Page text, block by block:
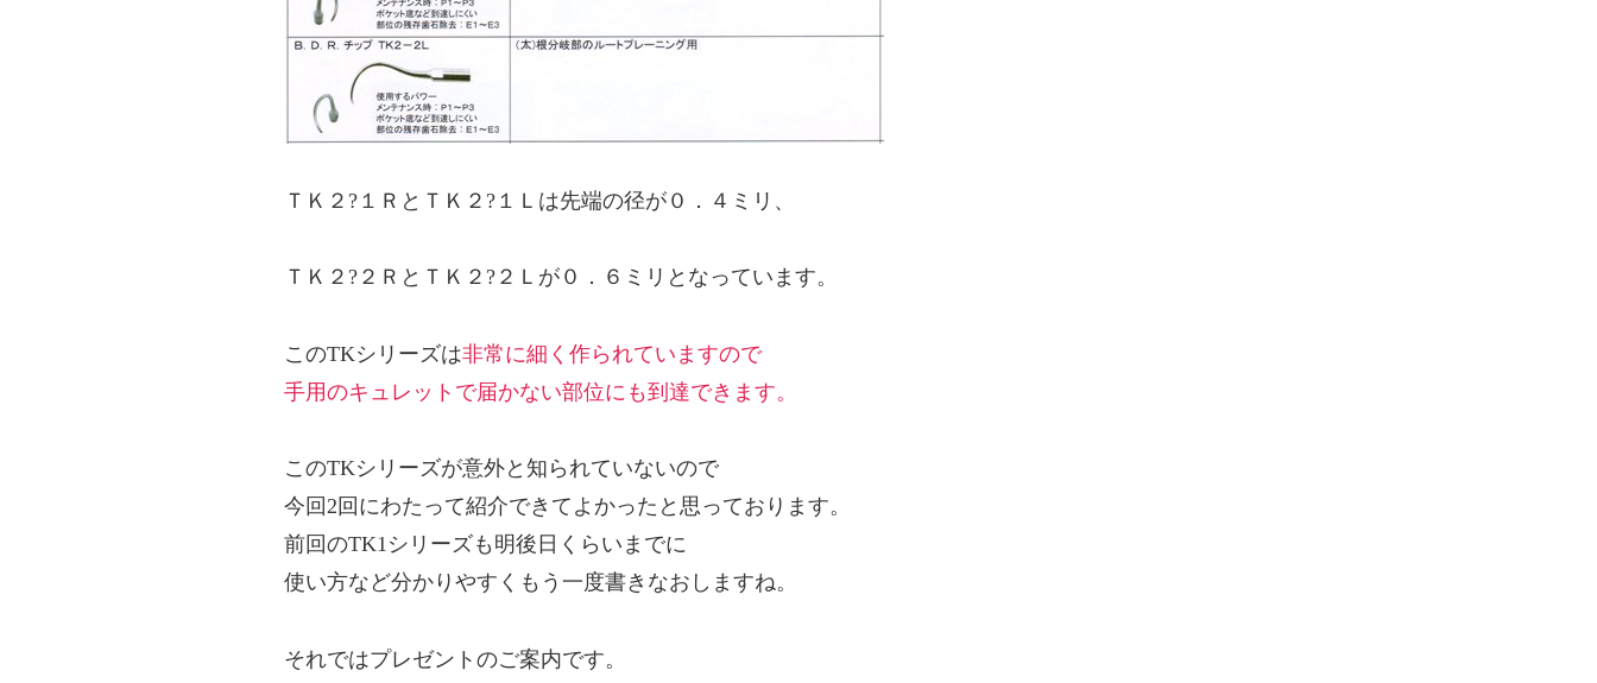
ＴＫ２?１ＲとＴＫ２?１Ｌは先端の径が０．４ミリ、
ＴＫ２?２ＲとＴＫ２?２Ｌが０．６ミリとなっています。
このTKシリーズは非常に細く作られていますので
手用のキュレットで届かない部位にも到達できます。
このTKシリーズが意外と知られていないので
今回2回にわたって紹介できてよかったと思っております。
前回のTK1シリーズも明後日くらいまでに
使い方など分かりやすくもう一度書きなおしますね。
それではプレゼントのご案内です。